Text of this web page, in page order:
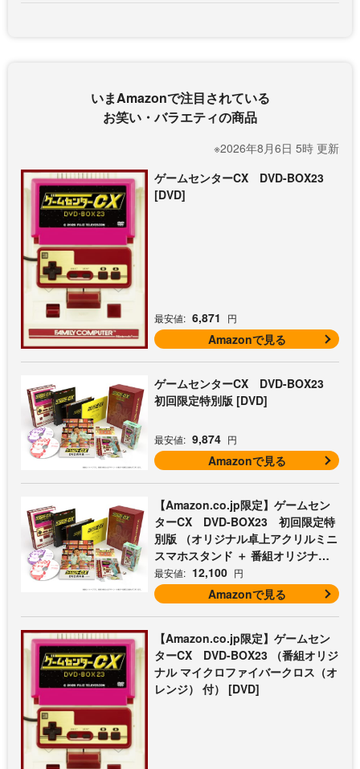
いまAmazonで注目されている
お笑い・バラエティの商品
※2026年8月6日 5時 更新
ゲームセンターCX DVD-BOX23
[DVD]
最安値: 6,871 円
Amazonで見る
ゲームセンターCX DVD-BOX23
初回限定特別版 [DVD]
最安値: 9,874 円
Amazonで見る
【Amazon.co.jp限定】ゲームセン
ターCX DVD-BOX23 初回限定特
別版 （オリジナル卓上アクリルミニ
スマホスタンド ＋ 番組オリジナル
マイクロファイバークロス（オレン
ジ） 付） [DVD]
最安値: 12,100 円
Amazonで見る
【Amazon.co.jp限定】ゲームセン
ターCX DVD-BOX23 （番組オリジ
ナル マイクロファイバークロス（オ
レンジ） 付） [DVD]